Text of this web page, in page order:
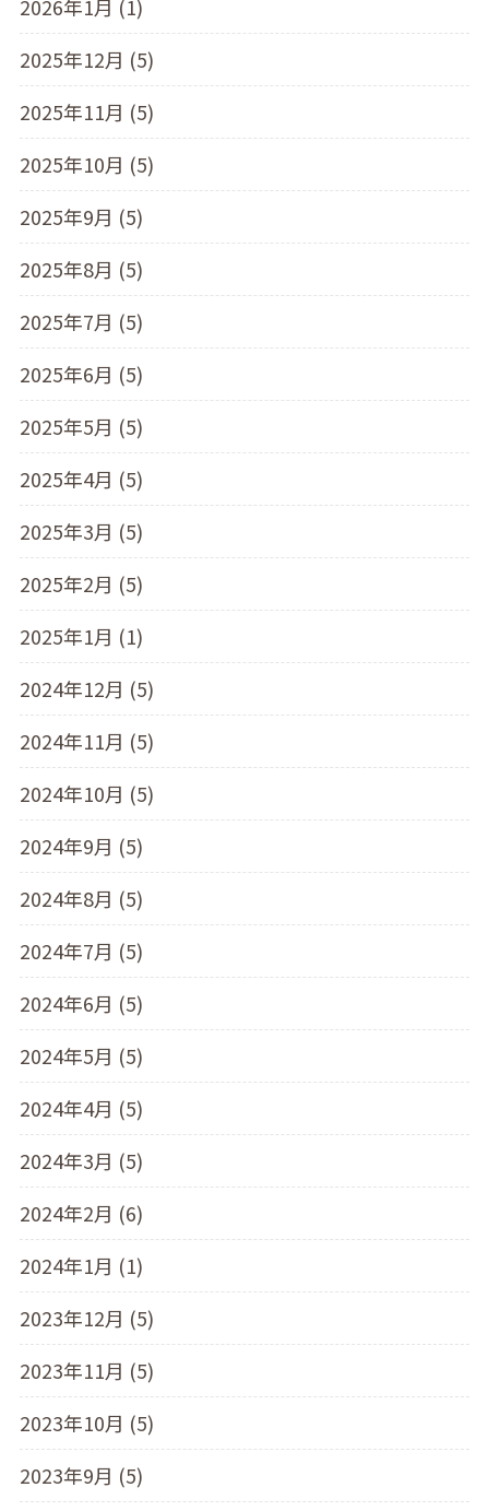
2026年1月 (1)
2025年12月 (5)
2025年11月 (5)
2025年10月 (5)
2025年9月 (5)
2025年8月 (5)
2025年7月 (5)
2025年6月 (5)
2025年5月 (5)
2025年4月 (5)
2025年3月 (5)
2025年2月 (5)
2025年1月 (1)
2024年12月 (5)
2024年11月 (5)
2024年10月 (5)
2024年9月 (5)
2024年8月 (5)
2024年7月 (5)
2024年6月 (5)
2024年5月 (5)
2024年4月 (5)
2024年3月 (5)
2024年2月 (6)
2024年1月 (1)
2023年12月 (5)
2023年11月 (5)
2023年10月 (5)
2023年9月 (5)